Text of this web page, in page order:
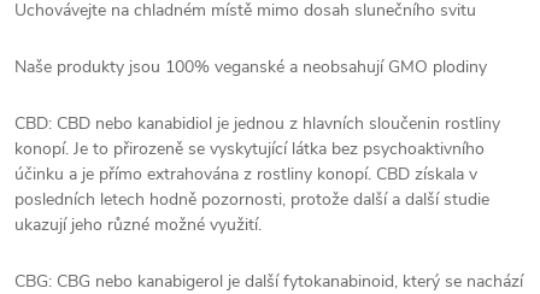
Uchovávejte na chladném místě mimo dosah slunečního svitu
Naše produkty jsou 100% veganské a neobsahují GMO plodiny
CBD: CBD nebo kanabidiol je jednou z hlavních sloučenin rostliny
konopí. Je to přirozeně se vyskytující látka bez psychoaktivního
účinku a je přímo extrahována z rostliny konopí. CBD získala v
posledních letech hodně pozornosti, protože další a další studie
ukazují jeho různé možné využití.
CBG: CBG nebo kanabigerol je další fytokanabinoid, který se nachází